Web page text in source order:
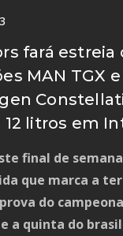
fará estreia
MAN TGX e
litros em
final de
que marca a
do
a quinta do